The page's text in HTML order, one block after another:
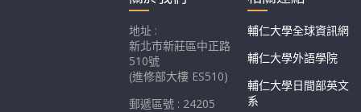
地址 :
新北市新莊區中正路
510號
(進修部大樓 ES510)
郵遞區號 : 24205
輔仁大學全球資訊網
輔仁大學外語學院
輔仁大學日間部英文
系